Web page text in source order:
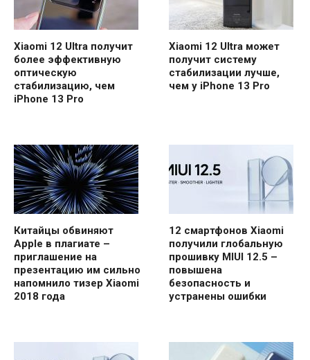
Xiaomi 12 Ultra получит
более эффективную
оптическую
стабилизацию, чем
iPhone 13 Pro
Xiaomi 12 Ultra может
получит систему
стабилизации лучше,
чем у iPhone 13 Pro
Китайцы обвиняют
Apple в плагиате –
приглашение на
презентацию им сильно
напомнило тизер Xiaomi
2018 года
12 смартфонов Xiaomi
получили глобальную
прошивку MIUI 12.5 –
повышена
безопасность и
устранены ошибки